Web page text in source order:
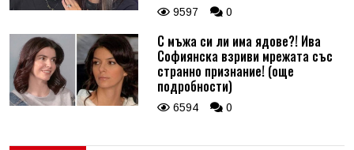
9597 0
С мъжа си ли има ядове?! Ива
Софиянска взриви мрежата със
странно признание! (още
подробности)
6594 0